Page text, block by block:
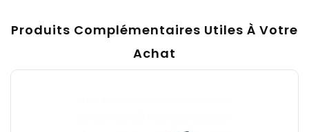
Produits Complémentaires Utiles À Votre
Achat